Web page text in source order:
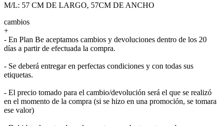
M/L: 57 CM DE LARGO, 57CM DE ANCHO
cambios
+
- En Plan Be aceptamos cambios y devoluciones dentro de los 20
días a partir de efectuada la compra.
- Se deberá entregar en perfectas condiciones y con todas sus
etiquetas.
- El precio tomado para el cambio/devolución será el que se realizó
en el momento de la compra (si se hizo en una promoción, se tomara
ese valor)